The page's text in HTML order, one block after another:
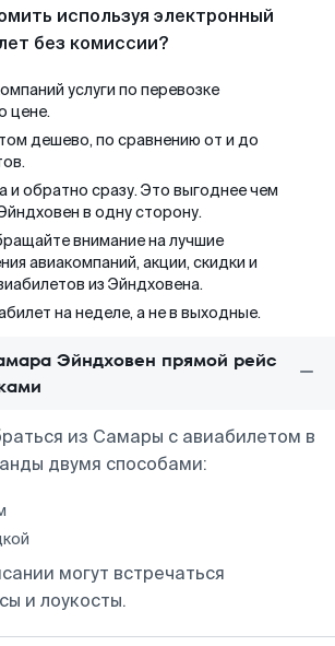
используя электронный
без комиссии?
услуги по перевозке
цене.
дешево, по сравнению от и до
и обратно сразу. Это выгоднее чем
в одну сторону.
внимание на лучшие
авиакомпаний, акции, скидки и
из Эйндховена.
на неделе, а не в выходные.
Эйндховен прямой рейс
из Самары с авиабилетом в
двумя способами:
могут встречаться
и лоукосты.